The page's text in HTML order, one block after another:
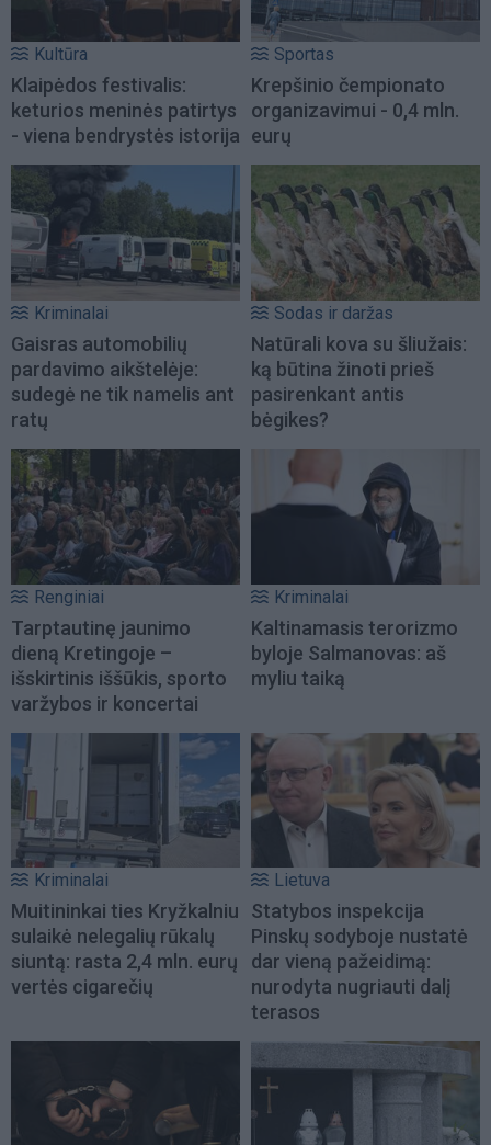
Kultūra
Klaipėdos festivalis:
keturios meninės patirtys
- viena bendrystės istorija
Sportas
Krepšinio čempionato
organizavimui - 0,4 mln.
eurų
Kriminalai
Gaisras automobilių
pardavimo aikštelėje:
sudegė ne tik namelis ant
ratų
Sodas ir daržas
Natūrali kova su šliužais:
ką būtina žinoti prieš
pasirenkant antis
bėgikes?
Renginiai
Tarptautinę jaunimo
dieną Kretingoje –
išskirtinis iššūkis, sporto
varžybos ir koncertai
Kriminalai
Kaltinamasis terorizmo
byloje Salmanovas: aš
myliu taiką
Kriminalai
Muitininkai ties Kryžkalniu
sulaikė nelegalių rūkalų
siuntą: rasta 2,4 mln. eurų
vertės cigarečių
Lietuva
Statybos inspekcija
Pinskų sodyboje nustatė
dar vieną pažeidimą:
nurodyta nugriauti dalį
terasos